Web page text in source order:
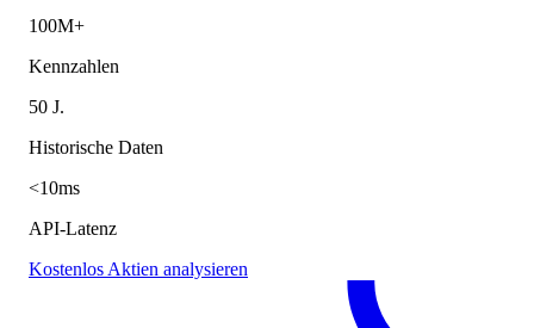
100M+
Kennzahlen
50 J.
Historische Daten
<10ms
API-Latenz
Kostenlos Aktien analysieren